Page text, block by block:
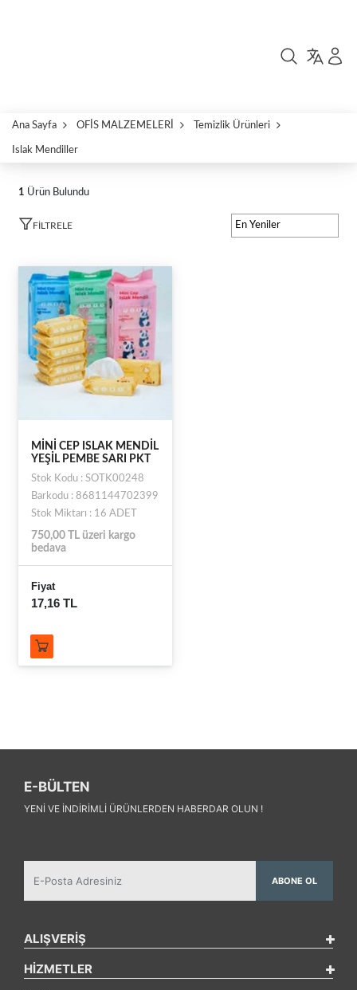
Ana Sayfa OFİS MALZEMELERİ Temizlik Ürünleri
Islak Mendiller
1 Ürün Bulundu
FILTRELE
MİNİ CEP ISLAK MENDİL
YEŞİL PEMBE SARI PKT
Stok Kodu : SOTK00248
Barkodu : 8681144702399
Stok Miktarı : 16 ADET
750,00 TL üzeri kargo
bedava
Fiyat
17,16 TL
E-BÜLTEN
YENI VE INDIRIMLI ÜRÜNLERDEN HABERDAR OLUN !
ABONE OL
ALIŞVERİŞ
HİZMETLER